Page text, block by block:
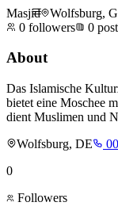
Masjid
Wolfsburg,
0 followers 0
About
Das Islamische
bietet eine Moschee
dient Muslimen und
Wolfsburg, DE
0
Followers